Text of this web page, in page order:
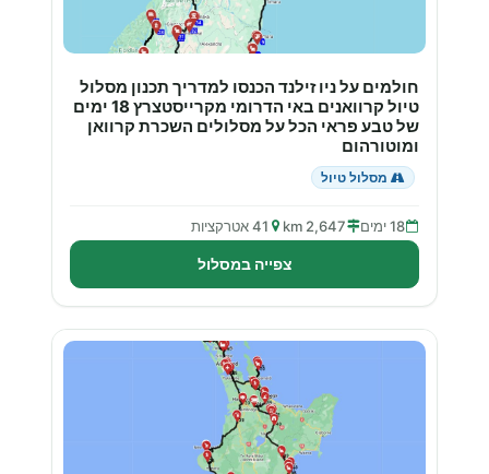
חולמים על ניו זילנד הכנסו למדריך תכנון מסלול
טיול קרוואנים באי הדרומי מקרייסטצרץ 18 ימים
של טבע פראי הכל על מסלולים השכרת קרוואן
ומוטורהום
מסלול טיול
18 ימים 2,647 km 41 אטרקציות
צפייה במסלול